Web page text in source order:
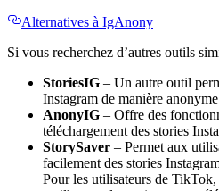
Alternatives à IgAnony
Si vous recherchez d’autres outils
StoriesIG – Un autre outil
Instagram de manière
AnonyIG – Offre des
téléchargement des stories
StorySaver – Permet aux
facilement des stories
Pour les utilisateurs de TikTok,